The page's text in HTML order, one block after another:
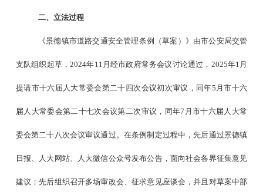
二、立法过程
《景德镇市道路交通安全管理条例（草案）》由市公安局交管
支队组织起草，2024年11 月经市政府常务会议讨论通过， 2025年1 月
提请市十六届人大常委会第二十四次会议初次审议，同年5 月市十六
届人大常委会第二十七次会议第二次审议，同年7 月市十六届人大常
委会第二十八次会议审议通过。在条例制定过程中，先后通过景德镇
日报、人大网站、人大微信公众号发布公告，面向社会各界征集意见
建议；先后组织召开多场审改会、征求意见座谈会，并且对草案中部